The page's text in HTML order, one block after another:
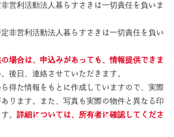
営利活動法人暮らすさきは一切責任を負いま
非営利活動法人暮らすさきは一切責任を負い
場合は、申込みがあっても、情報提供できま
後日、連絡させていただきます。
得た情報をもとに作成していますので、実際
ります。また、写真も実際の物件と異なる印
。 詳細については、所有者に確認してくださ